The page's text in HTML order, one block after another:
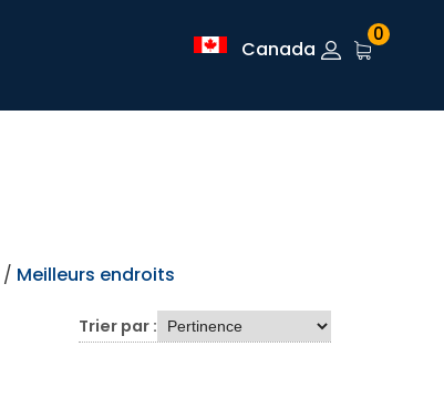
Canada
0
/ Meilleurs endroits
Trier par :